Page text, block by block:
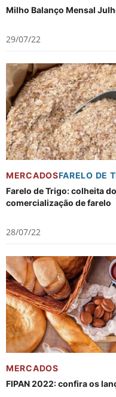
Milho Balanço Mensal
29/07/22
MERCADOSFARELO DE
Farelo de Trigo: colheita
comercialização de farelo
28/07/22
MERCADOS
FIPAN 2022: confira os